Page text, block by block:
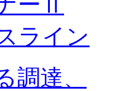
ライン
調達、